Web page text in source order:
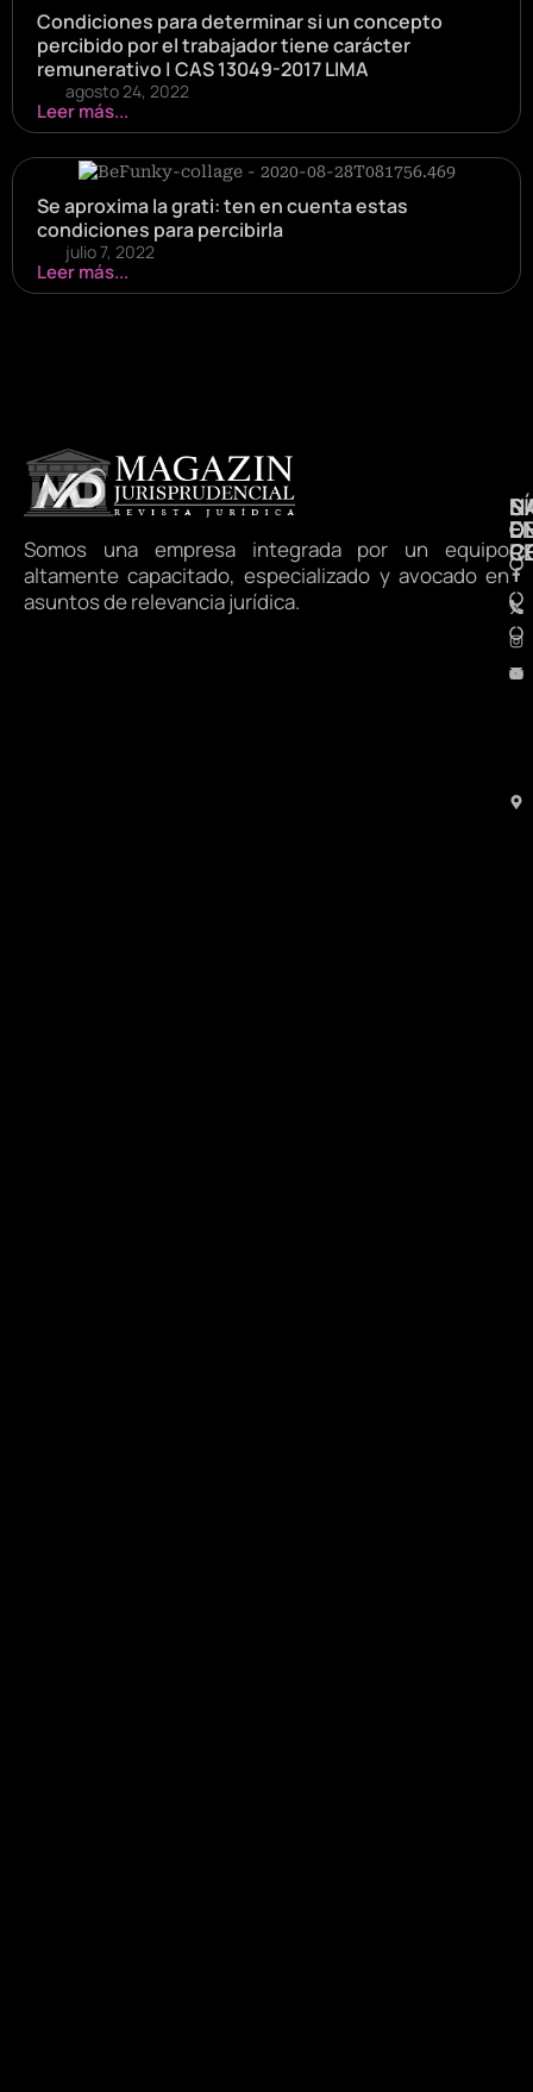
Condiciones para determinar si un concepto
percibido por el trabajador tiene carácter
remunerativo | CAS 13049-2017 LIMA
agosto 24, 2022
Leer más...
Se aproxima la grati: ten en cuenta estas
condiciones para percibirla
julio 7, 2022
Leer más...
Somos una empresa integrada por un equipo
altamente capacitado, especializado y avocado en
asuntos de relevancia jurídica.